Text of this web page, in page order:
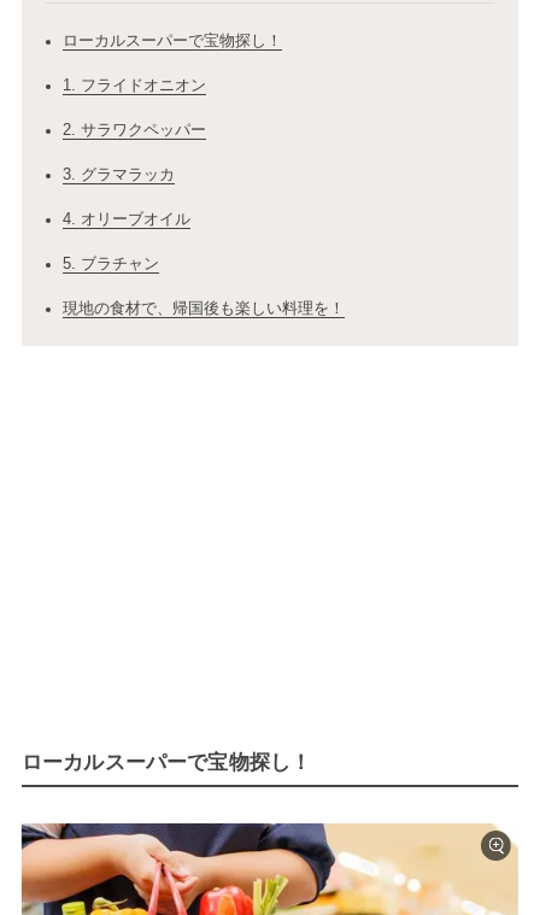
ローカルスーパーで宝物探し！
1. フライドオニオン
2. サラワクペッパー
3. グラマラッカ
4. オリーブオイル
5. ブラチャン
現地の食材で、帰国後も楽しい料理を！
ローカルスーパーで宝物探し！